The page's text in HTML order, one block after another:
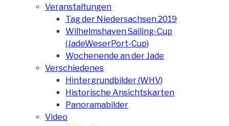
Veranstaltungen
Tag der Niedersachsen 2019
Wilhelmshaven Sailing-Cup
(JadeWeserPort-Cup)
Wochenende an der Jade
Verschiedenes
Hintergrundbilder (WHV)
Historische Ansichtskarten
Panoramabilder
Video